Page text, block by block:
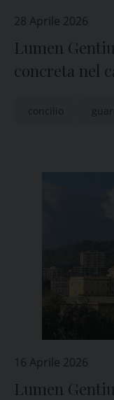
28 Aprile 2026
Lumen
concreta nel
concilio
16 Aprile 2026
Lumen